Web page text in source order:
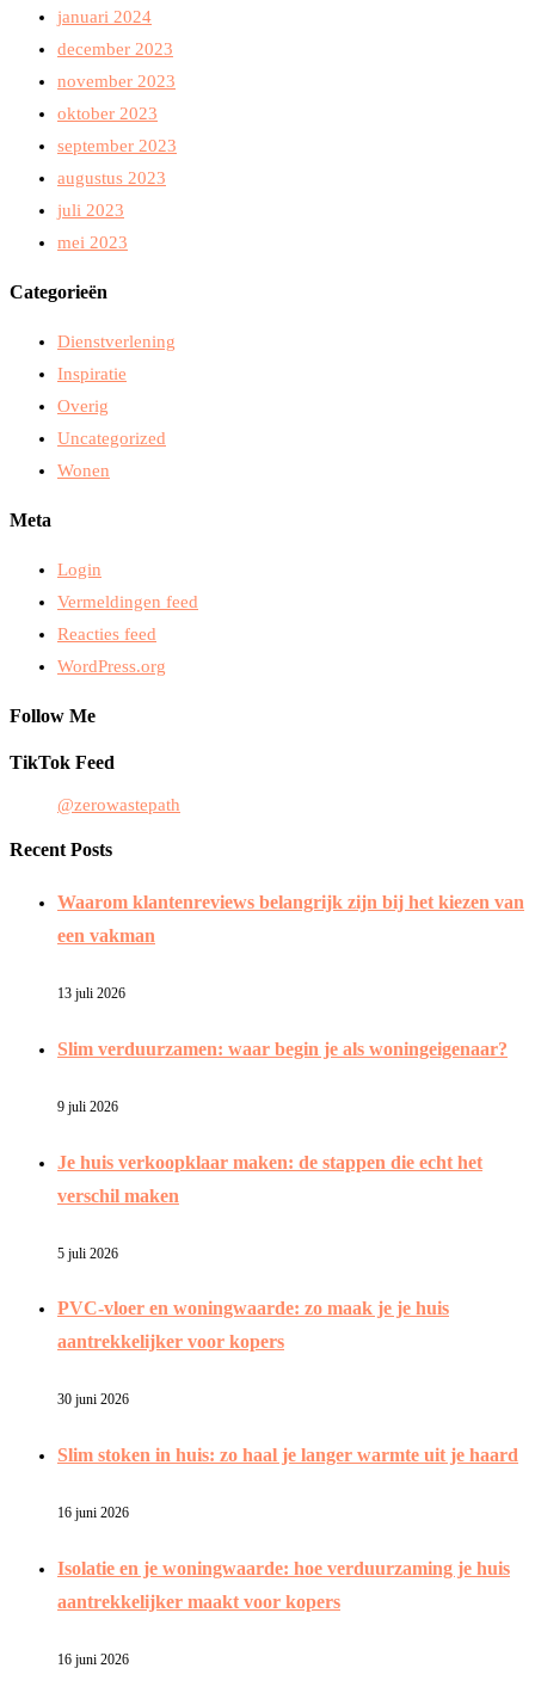
januari 2024
december 2023
november 2023
oktober 2023
september 2023
augustus 2023
juli 2023
mei 2023
Categorieën
Dienstverlening
Inspiratie
Overig
Uncategorized
Wonen
Meta
Login
Vermeldingen feed
Reacties feed
WordPress.org
Follow Me
TikTok Feed
@zerowastepath
Recent Posts
Waarom klantenreviews belangrijk zijn bij het kiezen van
een vakman
13 juli 2026
Slim verduurzamen: waar begin je als woningeigenaar?
9 juli 2026
Je huis verkoopklaar maken: de stappen die echt het
verschil maken
5 juli 2026
PVC-vloer en woningwaarde: zo maak je je huis
aantrekkelijker voor kopers
30 juni 2026
Slim stoken in huis: zo haal je langer warmte uit je haard
16 juni 2026
Isolatie en je woningwaarde: hoe verduurzaming je huis
aantrekkelijker maakt voor kopers
16 juni 2026